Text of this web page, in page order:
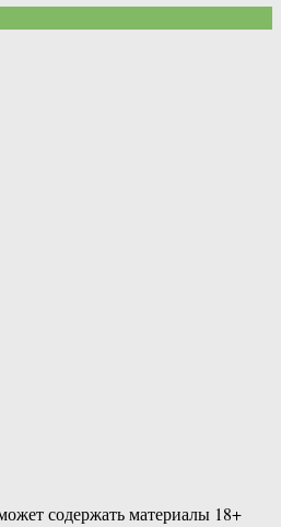
содержать материалы 18+